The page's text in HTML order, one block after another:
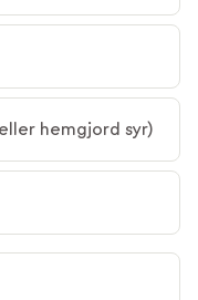
och vinfestival i Lviv,
tung cheesecake
är något lättare
och Anastasia
hemgjord syr)